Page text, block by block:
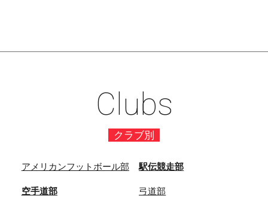
Clubs
クラブ別
アメリカンフットボール部 駅伝競走部
空手道部 弓道部